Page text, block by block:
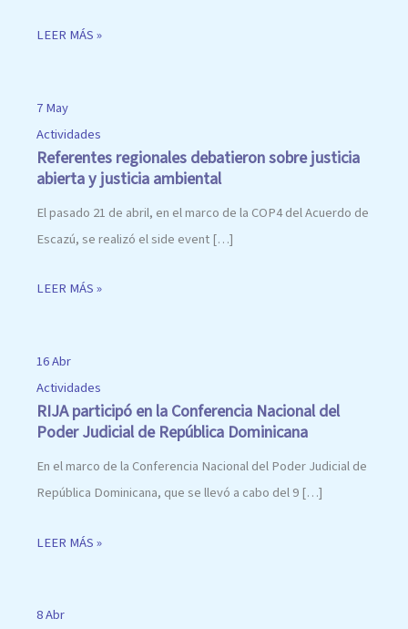
LEER MÁS »
7 May
Actividades
Referentes regionales debatieron sobre justicia
abierta y justicia ambiental
El pasado 21 de abril, en el marco de la COP4 del Acuerdo de
Escazú, se realizó el side event […]
LEER MÁS »
16 Abr
Actividades
RIJA participó en la Conferencia Nacional del
Poder Judicial de República Dominicana
En el marco de la Conferencia Nacional del Poder Judicial de
República Dominicana, que se llevó a cabo del 9 […]
LEER MÁS »
8 Abr